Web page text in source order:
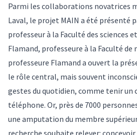
Parmi les collaborations novatrices
Laval, le projet MAIN a été présenté
professeur à la Faculté des sciences
Flamand, professeure à la Faculté de
professeure Flamand a ouvert la
le rôle central, mais souvent
gestes du quotidien, comme tenir un
téléphone. Or, près de 7000
une amputation du membre
recherche souhaite relever: